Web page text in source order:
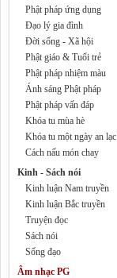
Phật pháp ứng dụng
Đạo lý gia đình
Đời sống - Xã hội
Phật giáo & Tuổi trẻ
Phật pháp nhiệm màu
Ánh sáng Phật pháp
Phật pháp vấn đáp
Khóa tu mùa hè
Khóa tu một ngày an lạc
Cách nấu món chay
Kinh - Sách nói
Kinh luận Nam truyền
Kinh luận Bắc truyền
Truyện đọc
Sách nói
Sống đạo
Âm nhạc PG